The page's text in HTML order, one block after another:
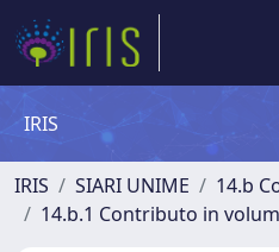
IRIS
IRIS SIARI UNIME
14.b
14.b.1 Contributo in